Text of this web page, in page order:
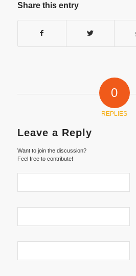
Share this entry
0
REPLIES
Leave a Reply
Want to join the discussion?
Feel free to contribute!